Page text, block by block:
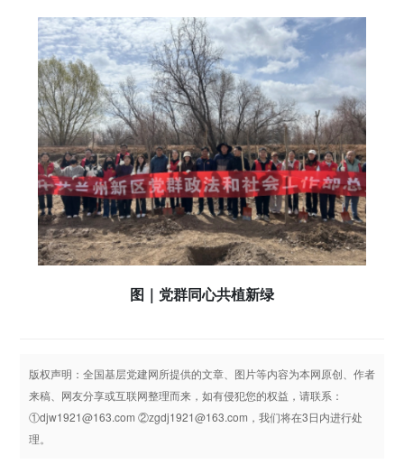
图｜党群同心共植新绿
版权声明：全国基层党建网所提供的文章、图片等内容为本网原创、作者
来稿、网友分享或互联网整理而来，如有侵犯您的权益，请联系：
①djw1921@163.com ②zgdj1921@163.com，我们将在3日内进行处
理。